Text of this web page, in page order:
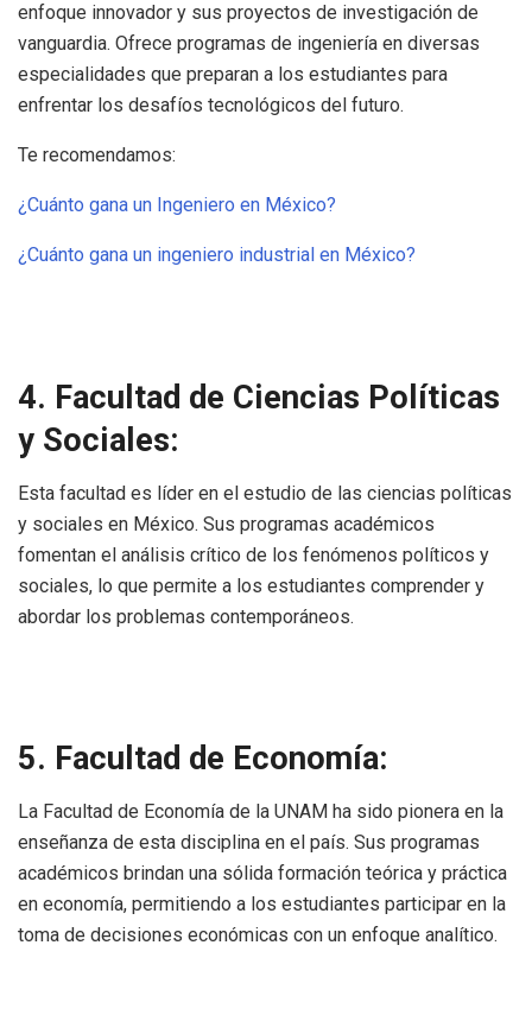
enfoque innovador y sus proyectos de investigación de
vanguardia. Ofrece programas de ingeniería en diversas
especialidades que preparan a los estudiantes para
enfrentar los desafíos tecnológicos del futuro.
Te recomendamos:
¿Cuánto gana un Ingeniero en México?
¿Cuánto gana un ingeniero industrial en México?
4. Facultad de Ciencias Políticas
y Sociales:
Esta facultad es líder en el estudio de las ciencias políticas
y sociales en México. Sus programas académicos
fomentan el análisis crítico de los fenómenos políticos y
sociales, lo que permite a los estudiantes comprender y
abordar los problemas contemporáneos.
5. Facultad de Economía:
La Facultad de Economía de la UNAM ha sido pionera en la
enseñanza de esta disciplina en el país. Sus programas
académicos brindan una sólida formación teórica y práctica
en economía, permitiendo a los estudiantes participar en la
toma de decisiones económicas con un enfoque analítico.